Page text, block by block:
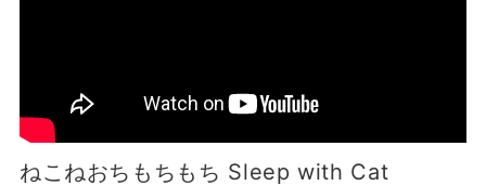
ねこねおちもちもち Sleep with Cat